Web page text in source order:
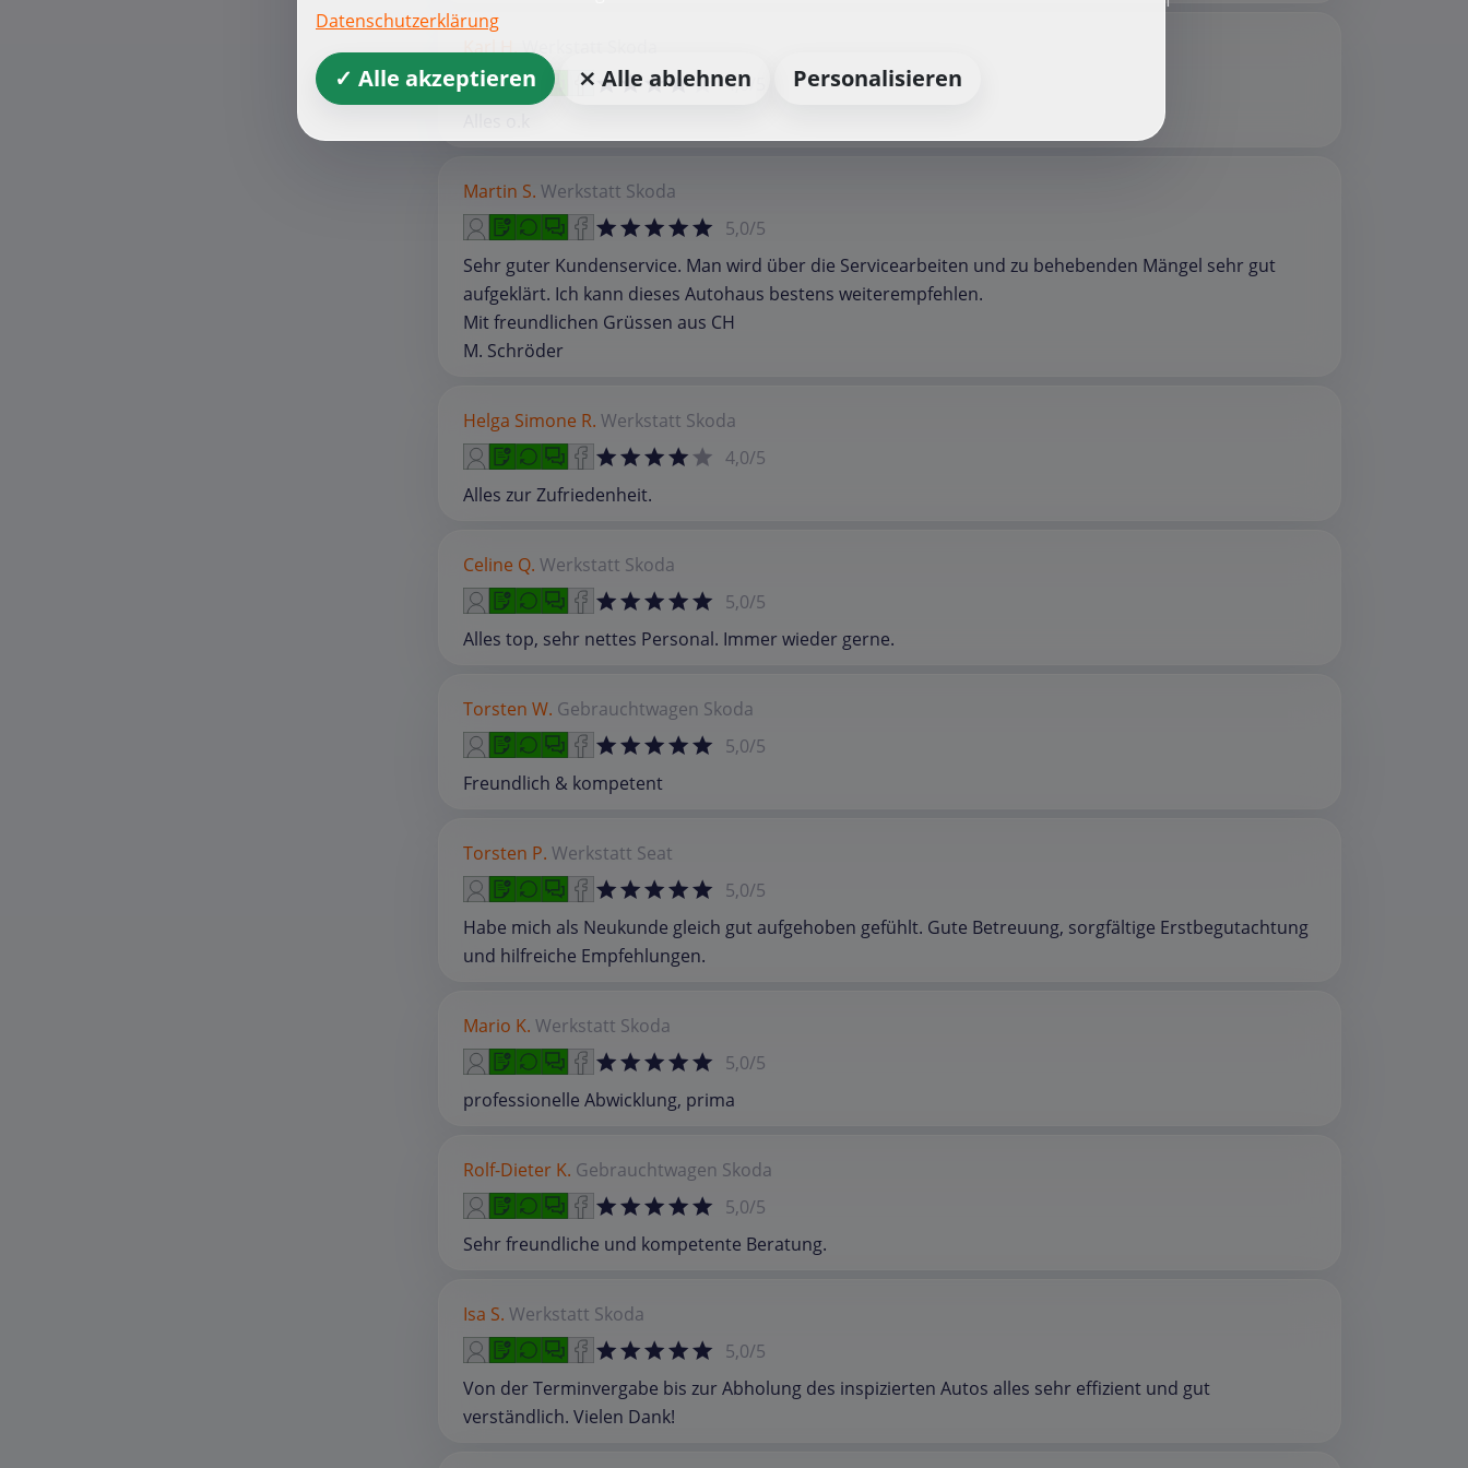
Karl H.Werkstatt
4,0/5
Martin S. Werkstatt Skoda
5,0/5
Sehr guter Kundenservice. Man wird über die Servicearbeiten und zu behebenden Mängel sehr gut
aufgeklärt. Ich kann dieses Autohaus bestens weiterempfehlen.
Mit freundlichen Grüssen aus CH
M. Schröder
Helga Simone R. Werkstatt Skoda
4,0/5
Alles zur Zufriedenheit.
Celine Q. Werkstatt Skoda
5,0/5
Alles top, sehr nettes Personal. Immer wieder gerne.
Torsten W. Gebrauchtwagen Skoda
5,0/5
Freundlich & kompetent
Torsten P. Werkstatt Seat
5,0/5
Habe mich als Neukunde gleich gut aufgehoben gefühlt. Gute Betreuung, sorgfältige Erstbegutachtung
und hilfreiche Empfehlungen.
Mario K. Werkstatt Skoda
5,0/5
professionelle Abwicklung, prima
Rolf-Dieter K. Gebrauchtwagen Skoda
5,0/5
Sehr freundliche und kompetente Beratung.
Isa S. Werkstatt Skoda
5,0/5
Von der Terminvergabe bis zur Abholung des inspizierten Autos alles sehr effizient und gut
verständlich. Vielen Dank!
Datenschutzerklärung
✓ Alle akzeptieren ⨯ Alle ablehnen Personalisieren